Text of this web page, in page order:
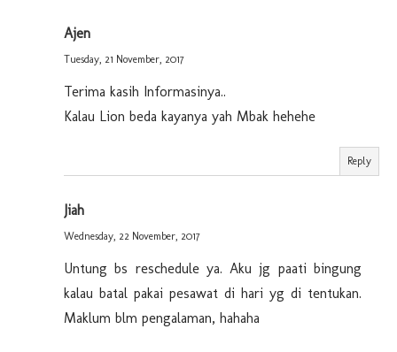
Ajen
Tuesday, 21 November, 2017
Terima kasih Informasinya..
Kalau Lion beda kayanya yah Mbak hehehe
Reply
Jiah
Wednesday, 22 November, 2017
Untung bs reschedule ya. Aku jg paati bingung
kalau batal pakai pesawat di hari yg di tentukan.
Maklum blm pengalaman, hahaha